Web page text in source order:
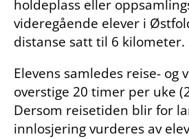
holdeplass eller
videregående elever i
distanse satt til 6 kilometer.
Elevens samledes reise- og
overstige 20 timer per uke
Dersom reisetiden blir for
innlosjering vurderes av